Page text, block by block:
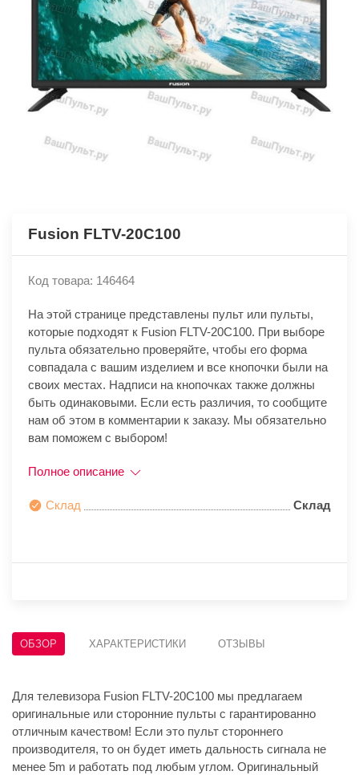
Fusion FLTV-20C100
Код товара: 146464
На этой странице представлены пульт или пульты,
которые подходят к Fusion FLTV-20C100. При выборе
пульта обязательно проверяйте, чтобы его форма
совпадала с вашим изделием и все кнопочки были на
своих местах. Надписи на кнопочках также должны
быть одинаковыми. Если есть различия, то сообщите
нам об этом в комментарии к заказу. Мы обязательно
вам поможем с выбором!
Полное описание
Склад Склад
ОБЗОР ХАРАКТЕРИСТИКИ ОТЗЫВЫ
Для телевизора Fusion FLTV-20C100 мы предлагаем
оригинальные или сторонние пульты с гарантированно
отличным качеством! Если это пульт стороннего
производителя, то он будет иметь дальность сигнала не
менее 5m и работать под любым углом. Оригинальный